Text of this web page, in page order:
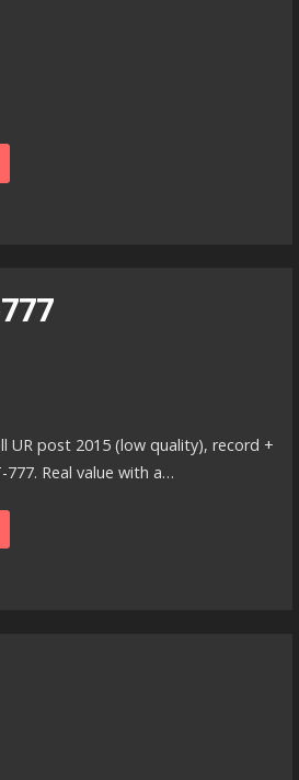
UR post 2015 (low quality), record +
Real value with a…